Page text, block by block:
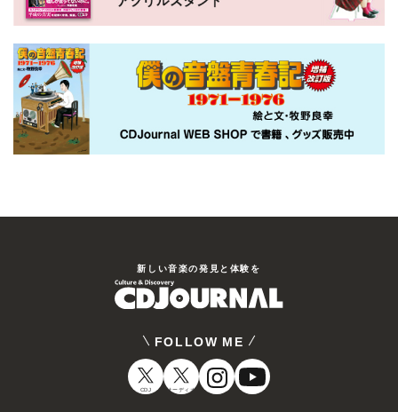
新しい⾳楽の発⾒と体験を
FOLLOW ME
CDJ オーディオ